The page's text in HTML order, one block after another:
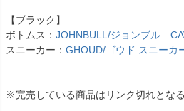
【ブラック】
ボトムス： JOHNBULL/ジョンブル
スニーカー： GHOUD/ゴウド スニーカ
※完売している商品はリンク切れとな